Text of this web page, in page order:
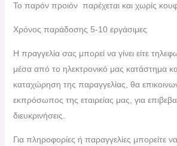
Το παρόν προιόν παρέχεται και χωρίς
Χρόνος παράδοσης 5-10 εργάσιμες
H πραγγελία σας μπορεί να γίνει είτε
μέσα από το ηλεκτρονικό μας κατάστημα
καταχώρηση της παραγγελίας, θα
εκπρόσωπος της εταιρείας μας, για
διευκρινήσεις.
Για πληροφορίες ή παραγγελίες μπορείτε